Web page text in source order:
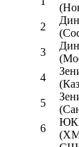
2
3
4
5
6